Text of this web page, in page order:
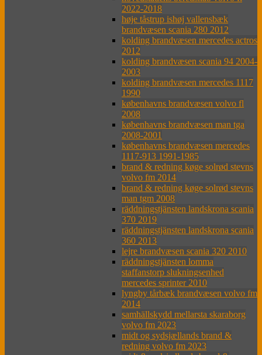
2022-2018
høje tåstrup ishøj vallensbæk
brandvæsen scania 280 2012
kolding brandvæsen mercedes actros
2012
kolding brandvæsen scania 94 2004-
2003
kolding brandvæsen mercedes 1117
1990
københavns brandvæsen volvo fl
2008
københavns brandvæsen man tga
2008-2001
københavns brandvæsen mercedes
1117-913 1991-1985
brand & redning køge solrød stevns
volvo fm 2014
brand & redning køge solrød stevns
man tgm 2008
räddningstjänsten landskrona scania
370 2019
räddningstjänsten landskrona scania
360 2013
lejre brandvæsen scania 320 2010
räddningstjänsten lomma
staffanstorp slukningsenhed
mercedes sprinter 2010
lyngby tårbæk brandvæsen volvo fm
2014
samhällskydd mellarsta skaraborg
volvo fm 2023
midt og sydsjællands brand &
redning volvo fm 2023